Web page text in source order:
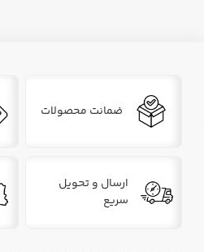
ضمانت محصولات
ارسال و تحویل
سریع